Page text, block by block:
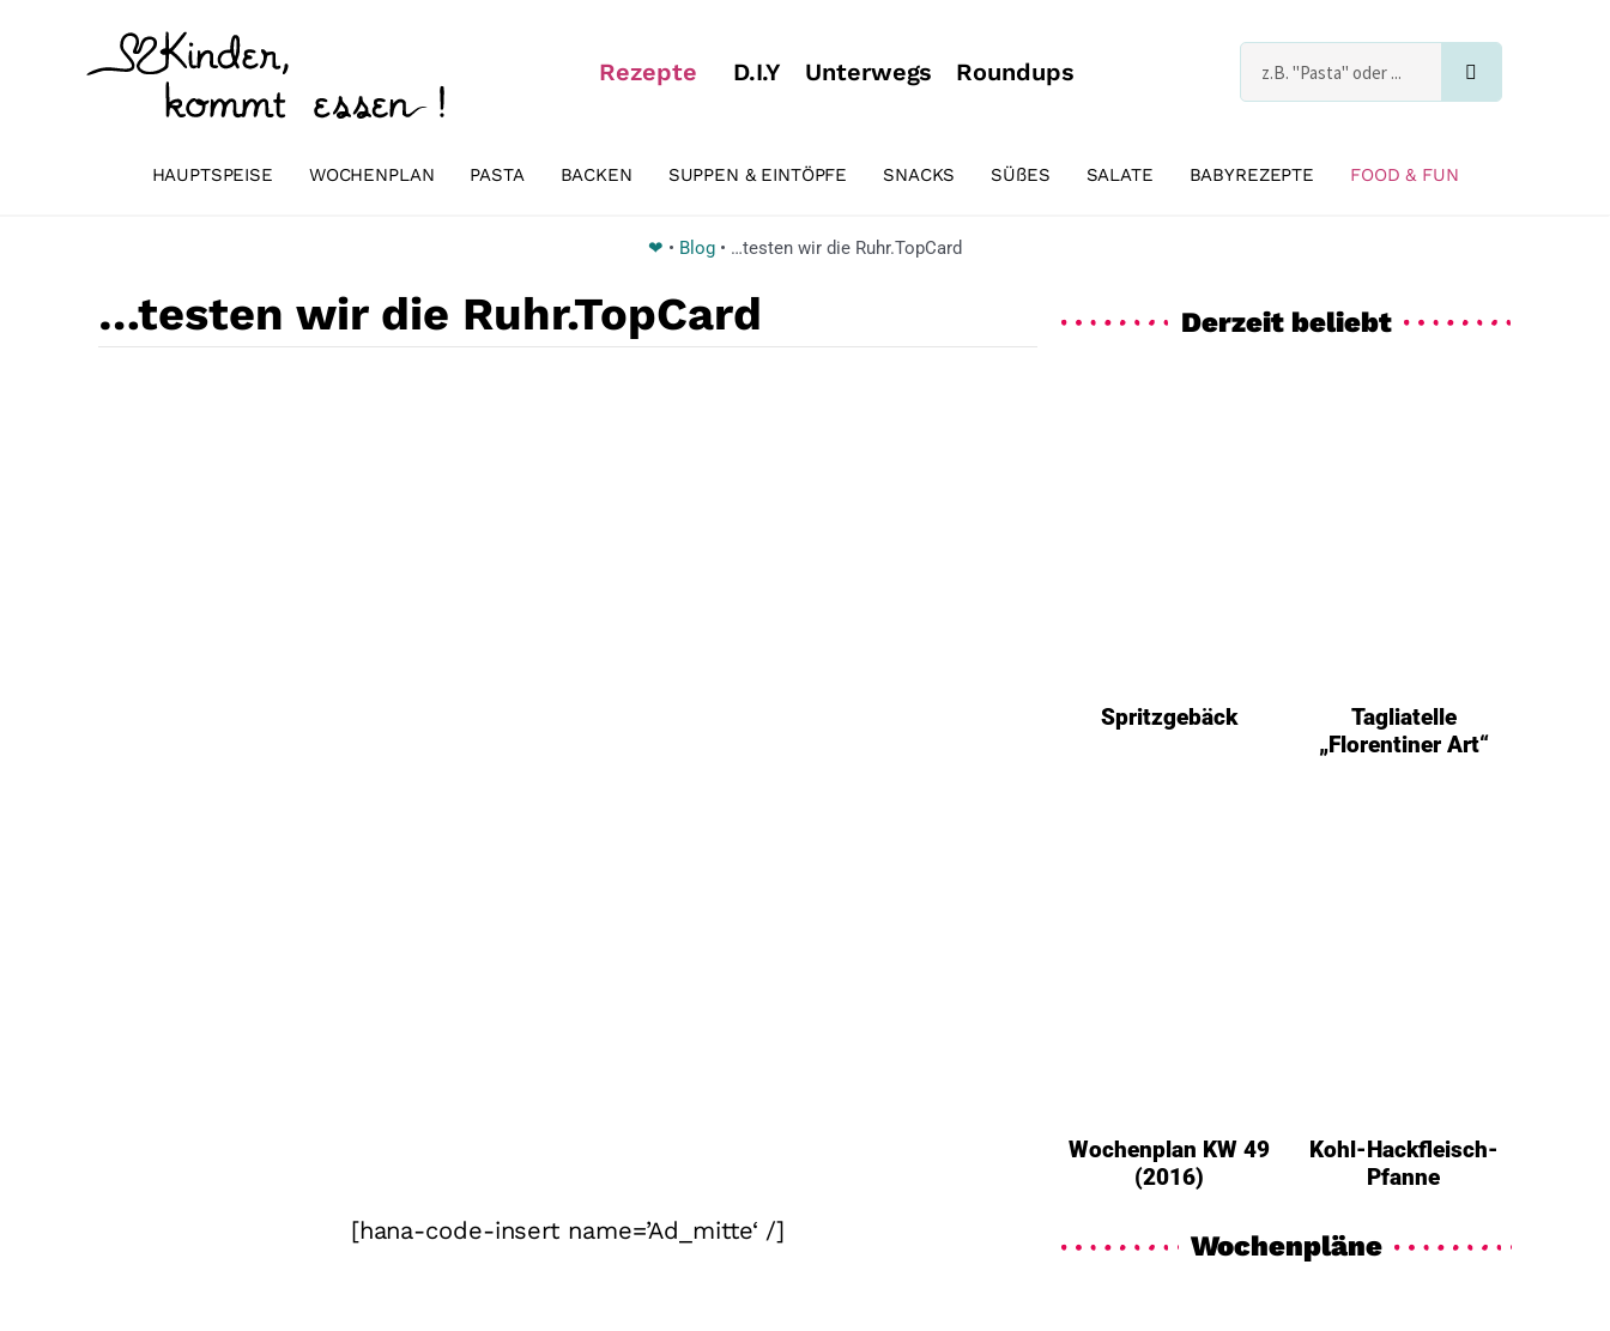
Rezepte D.I.Y Unterwegs Roundups Suche
HAUPTSPEISE WOCHENPLAN PASTA BACKEN SUPPEN & EINTÖPFE SNACKS SÜßES SALATE BABYREZEPTE FOOD & FUN
❤ • Blog • …testen wir die Ruhr.TopCard
…testen wir die Ruhr.TopCard
[hana-code-insert name=’Ad_mitte‘ /]
Derzeit beliebt
Spritzgebäck
Tagliatelle
„Florentiner Art“
Wochenplan KW 49
(2016)
Kohl-Hackfleisch-
Pfanne
Wochenpläne